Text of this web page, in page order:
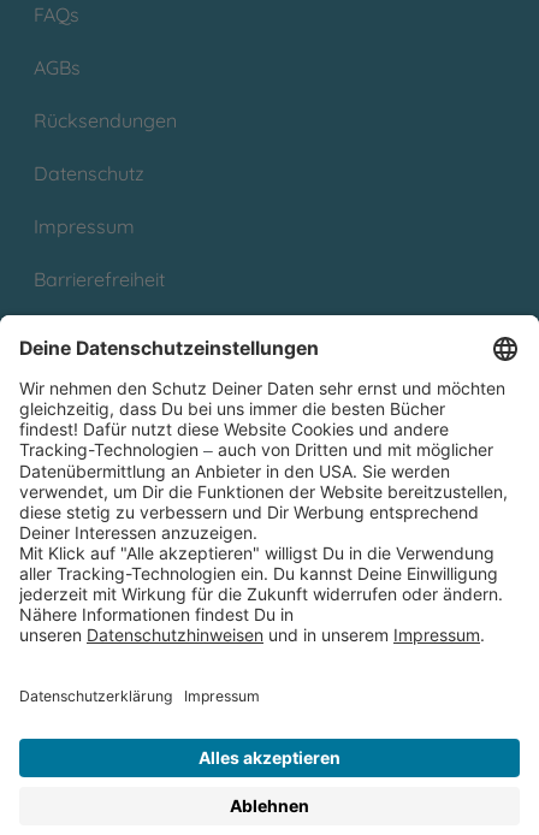
FAQs
AGBs
Rücksendungen
Datenschutz
Impressum
Barrierefreiheit
Partnerprogramm (Affiliate)
Folge uns auf
* Versandkostenfrei ab 9,00 € Bestellwert innerhalb
Deutschlands
** Lieferzeit 1-3 Werktage innerhalb Deutschlands
Thienemann-Esslinger Verlag GmbH, Blumenstraße 36, D-70182